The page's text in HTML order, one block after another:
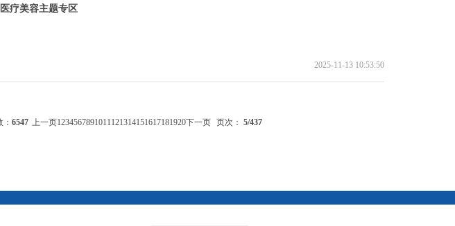
疗美容主题专区
2025-11-13 10:53:50
6547 上一页1234567891011121314151617181920下一页 页次： 5/437